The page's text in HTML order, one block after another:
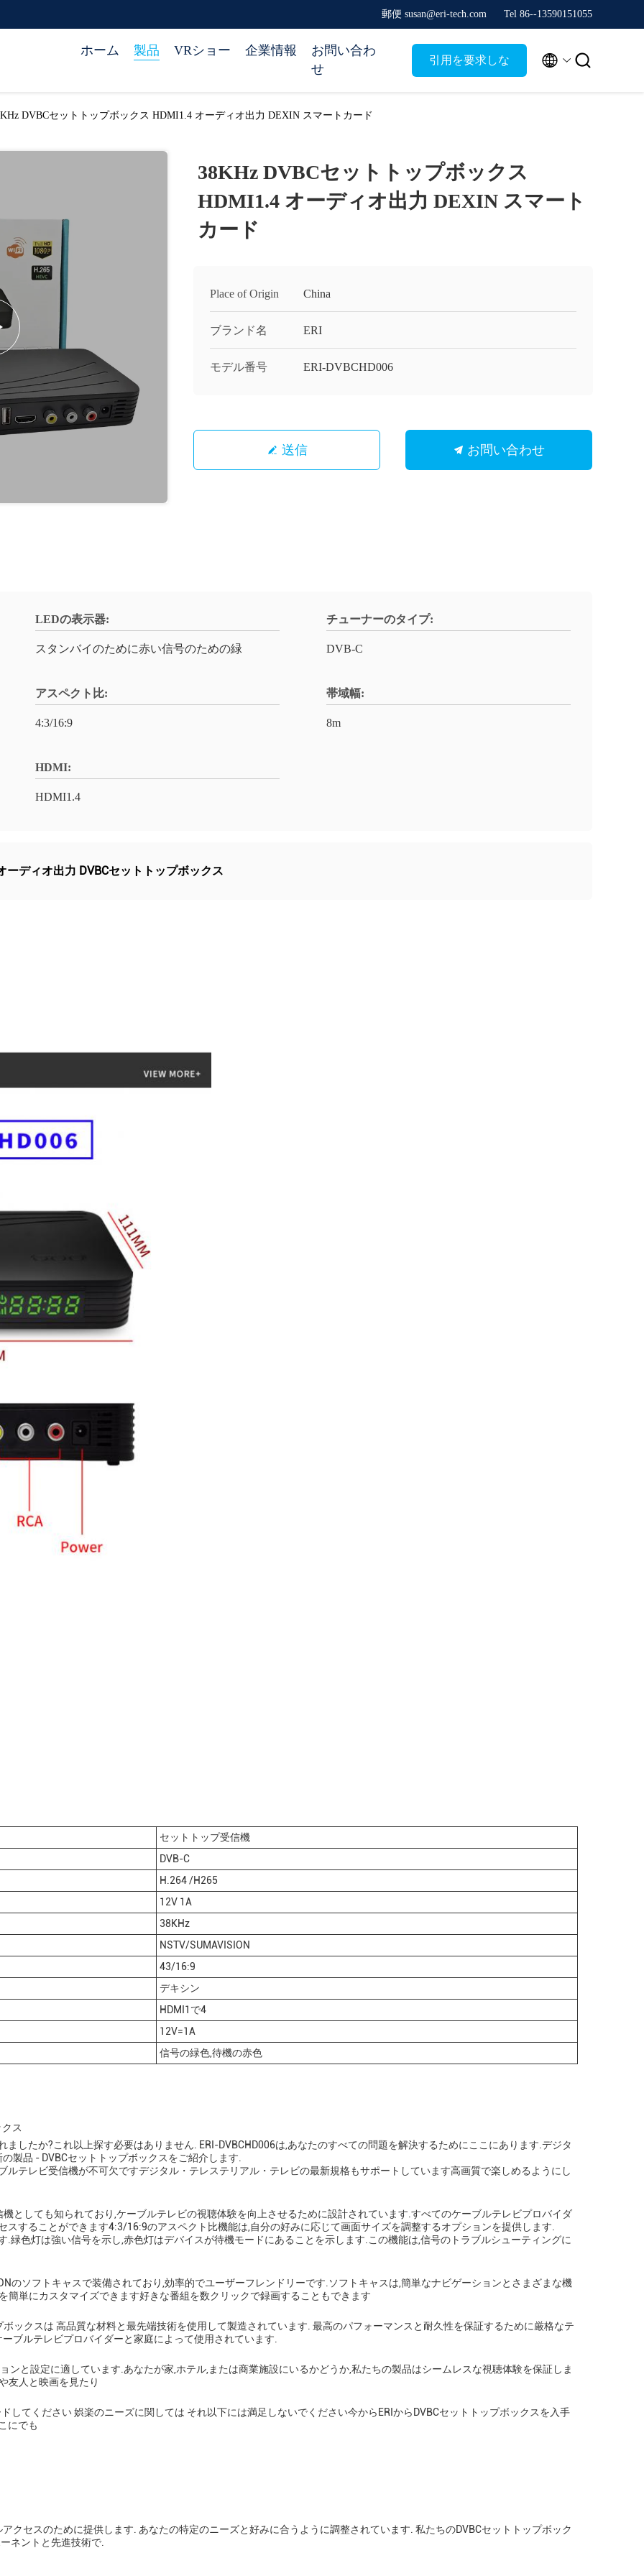
郵便 susan@eri-tech.com Tel 86--13590151055
ホーム 製品 VRショー 企業情報
お問い合わ
せ
引用を要求しな  
DVBCセットトップボックス HDMI1.4 オーディオ出力 DEXIN スマートカード
38KHz DVBCセットトップボックス
HDMI1.4 オーディオ出力 DEXIN スマート
カード
Place of Origin China
ブランド名 ERI
モデル番号 ERI-DVBCHD006
送信 お問い合わせ
LEDの表示器:
スタンバイのために赤い信号のための緑
チューナーのタイプ:
DVB-C
アスペクト比:
4:3/16:9
帯域幅:
8m
HDMI:
HDMI1.4
ーディオ出力 DVBCセットトップボックス
セットトップ受信機
DVB-C
H.264 /H265
12V 1A
38KHz
NSTV/SUMAVISION
43/16:9
デキシン
HDMI1で4
12V=1A
信号の緑色,待機の赤色
ス
したか?これ以上探す必要はありません. ERI-DVBCHD006は,あなたのすべての問題を解決するためにここにあります.デジタ
製品 - DVBCセットトップボックスをご紹介します.
テレビ受信機が不可欠ですデジタル・テレステリアル・テレビの最新規格もサポートしています高画質で楽しめるようにし
としても知られており,ケーブルテレビの視聴体験を向上させるために設計されています.すべてのケーブルテレビプロバイダ
することができます4:3/16:9のアスペクト比機能は,自分の好みに応じて画面サイズを調整するオプションを提供します.
.緑色灯は強い信号を示し,赤色灯はデバイスが待機モードにあることを示します.この機能は,信号のトラブルシューティングに
のソフトキャスで装備されており,効率的でユーザーフレンドリーです.ソフトキャスは,簡単なナビゲーションとさまざまな機
簡単にカスタマイズできます好きな番組を数クリックで録画することもできます
ックスは 高品質な材料と最先端技術を使用して製造されています. 最高のパフォーマンスと耐久性を保証するために厳格なテ
ブルテレビプロバイダーと家庭によって使用されています.
ンと設定に適しています.あなたが家,ホテル,または商業施設にいるかどうか,私たちの製品はシームレスな視聴体験を保証しま
友人と映画を見たり
してください 娯楽のニーズに関しては それ以下には満足しないでください今からERIからDVBCセットトップボックスを入手
にでも
クセスのために提供します. あなたの特定のニーズと好みに合うように調整されています. 私たちのDVBCセットトップボック
ネントと先進技術で.